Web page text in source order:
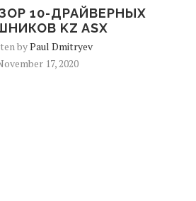
10-ДРАЙВЕРНЫХ
KZ ASX
byPaul Dmitryev
17, 2020